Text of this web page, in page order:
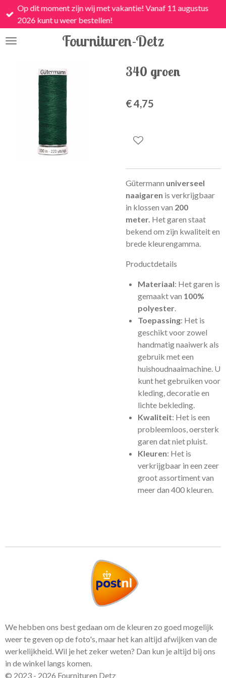
Ga
direct
de
Fournituren-Detz
Op dit moment zijn wij met vakantie! Vanaf 11 augustus
2026 kunt u weer bestellen!
340 groen
€ 4,75
Gütermann universeel
naaigaren is verkrijgbaar
in klossen van 200
meter. Het garen staat
bekend om zijn kwaliteit en
brede kleurengamma.
Productdetails
Materiaal: Het garen is
gemaakt van 100%
polyester.
Toepassing: Het is
geschikt voor zowel
handmatig naaiwerk als
gebruik met een
huishoudnaaimachine. U
kunt het gebruiken voor
kleding, decoratie en
lichte bekleding.
Kwaliteit: Het is een
probleemloos, oersterk
garen dat niet pluist.
Kleuren: Het is
verkrijgbaar in een zeer
groot assortiment van
meer dan 400 kleuren.
We hebben ons best gedaan om de kleuren zo goed mogelijk
weer te geven op de foto's, maar het kan altijd afwijken van de
werkelijkheid. Wil je het zeker weten? Dan kun je altijd bij ons
in de winkel langs komen.
© 2023 - 2026 Fournituren Detz